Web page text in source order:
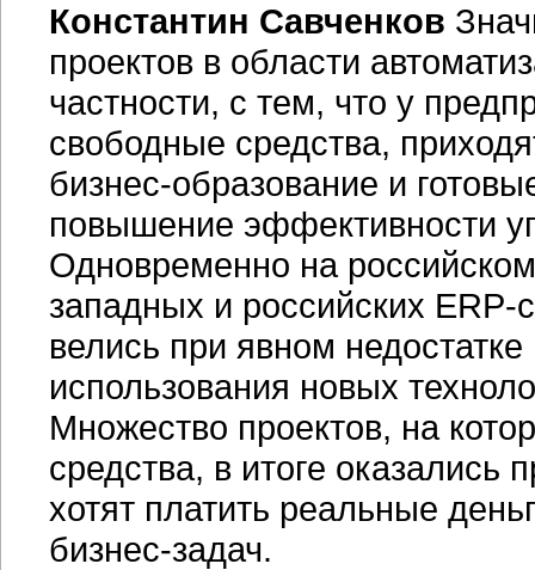
Константин Савченков
проектов в области
частности, с тем, что у
свободные средства,
бизнес-образование и
повышение эффективности
Одновременно на
западных и российских ERP-
велись при явном
использования новых
Множество проектов, на
средства, в итоге
хотят платить реальные
бизнес-задач.